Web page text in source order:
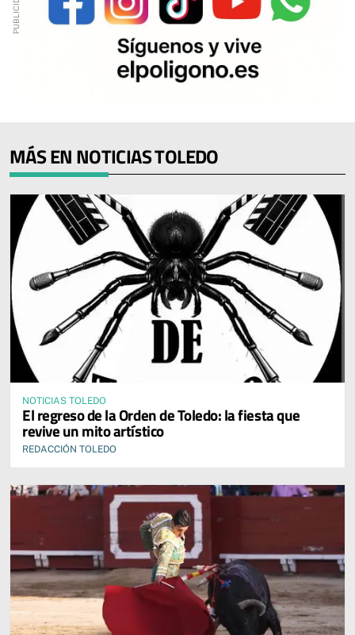
MÁS EN NOTICIAS TOLEDO
NOTICIAS TOLEDO
El regreso de la Orden de Toledo: la fiesta que
revive un mito artístico
REDACCIÓN TOLEDO